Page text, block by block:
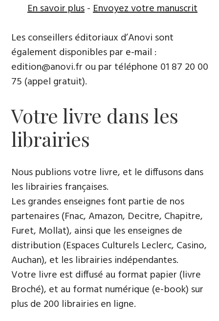
En savoir plus-Envoyez votre manuscrit
Les conseillers éditoriaux d’Anovi sont
également disponibles par e-mail :
edition@anovi.fr ou par téléphone 01 87 20 00
75 (appel gratuit).
Votre livre dans les
librairies
Nous publions votre livre, et le diffusons dans
les librairies françaises.
Les grandes enseignes font partie de nos
partenaires (Fnac, Amazon, Decitre, Chapitre,
Furet, Mollat), ainsi que les enseignes de
distribution (Espaces Culturels Leclerc, Casino,
Auchan), et les librairies indépendantes.
Votre livre est diffusé au format papier (livre
Broché), et au format numérique (e-book) sur
plus de 200 librairies en ligne.